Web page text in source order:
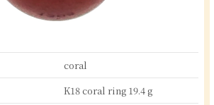
coral
K18 coral ring 19.4 g